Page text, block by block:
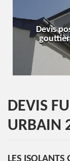
Devis pose
gouttière
DEVIS
URBAIN
LES ISOLANTS